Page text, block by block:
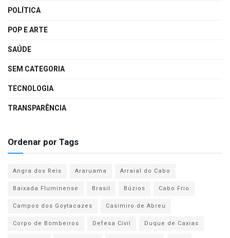
POLÍTICA
POP E ARTE
SAÚDE
SEM CATEGORIA
TECNOLOGIA
TRANSPARÊNCIA
Ordenar por Tags
Angra dos Reis Araruama
Arraial do Cabo
Baixada Fluminense
Brasil Búzios
Cabo Frio
Campos dos Goytacazes
Casimiro de Abreu
Corpo de Bombeiros
Defesa Civil
Duque de Caxias